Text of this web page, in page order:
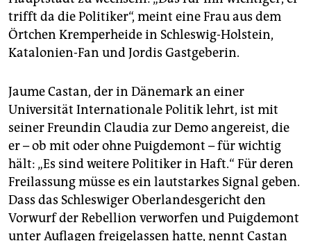
trifft da die Politiker“, meint eine Frau aus dem
Örtchen Kremperheide in Schleswig-Holstein,
Katalonien-Fan und Jordis Gastgeberin.
Jaume Castan, der in Dänemark an einer
Universität Internationale Politik lehrt, ist mit
seiner Freundin Claudia zur Demo angereist, die
er – ob mit oder ohne Puigdemont – für wichtig
hält: „Es sind weitere Politiker in Haft.“ Für deren
Freilassung müsse es ein lautstarkes Signal geben.
Dass das Schleswiger Oberlandesgericht den
Vorwurf der Rebellion verworfen und Puigdemont
unter Auflagen freigelassen hatte, nennt Castan